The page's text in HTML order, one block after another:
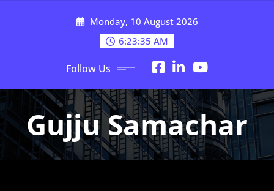
Monday, 10 August 2026
6:23:37 AM
Follow Us
Gujju Samachar